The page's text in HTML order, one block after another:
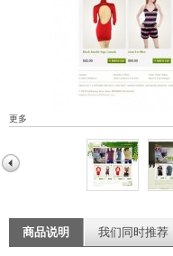
更多
商品说明 我们同时推荐